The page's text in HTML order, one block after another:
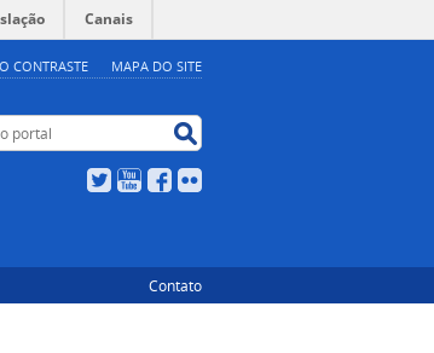
CONTRASTE MAPA DO SITE
Canais
TwitterYouTubeFacebook
Contato